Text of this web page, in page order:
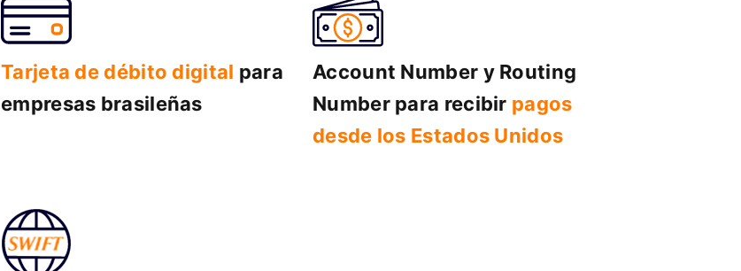
Tarjeta de débito digital para
empresas brasileñas
Account Number y Routing
Number para recibir pagos
desde los Estados Unidos